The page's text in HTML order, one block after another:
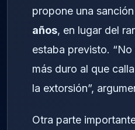
propone una
años, en lugar del
estaba previsto.
más duro al que
la extorsión”,
Otra parte